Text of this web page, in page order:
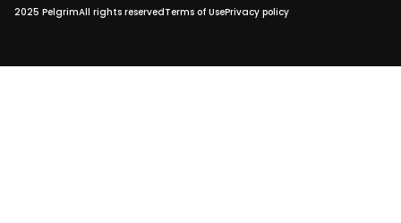
2025 PelgrimAll rights reservedTerms of UsePrivacy policy